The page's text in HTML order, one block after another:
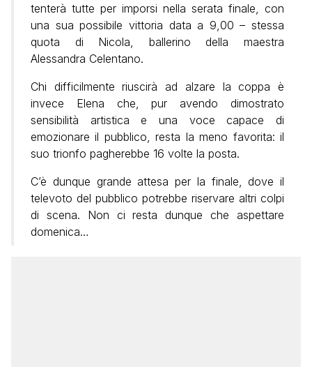
tenterà tutte per imporsi nella serata finale, con
una sua possibile vittoria data a 9,00 – stessa
quota di Nicola, ballerino della maestra
Alessandra Celentano.
Chi difficilmente riuscirà ad alzare la coppa è
invece Elena che, pur avendo dimostrato
sensibilità artistica e una voce capace di
emozionare il pubblico, resta la meno favorita: il
suo trionfo pagherebbe 16 volte la posta.
C’è dunque grande attesa per la finale, dove il
televoto del pubblico potrebbe riservare altri colpi
di scena. Non ci resta dunque che aspettare
domenica…